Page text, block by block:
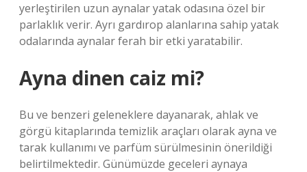
yerleştirilen uzun aynalar yatak odasına özel bir
parlaklık verir. Ayrı gardırop alanlarına sahip yatak
odalarında aynalar ferah bir etki yaratabilir.
Ayna dinen caiz mi?
Bu ve benzeri geleneklere dayanarak, ahlak ve
görgü kitaplarında temizlik araçları olarak ayna ve
tarak kullanımı ve parfüm sürülmesinin önerildiği
belirtilmektedir. Günümüzde geceleri aynaya